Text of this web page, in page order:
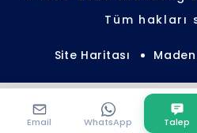
Tüm hakları
Site Haritası Maden
Email WhatsApp Talep